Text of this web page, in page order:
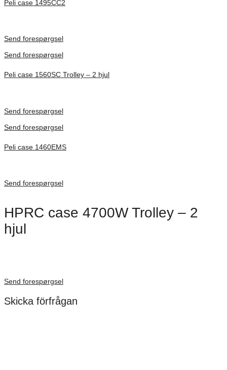
Peli case 1495CC2
Send forespørgsel
Send forespørgsel
Peli case 1560SC Trolley – 2 hjul
Send forespørgsel
Send forespørgsel
Peli case 1460EMS
Send forespørgsel
HPRC case 4700W Trolley – 2
hjul
Send forespørgsel
Skicka förfrågan